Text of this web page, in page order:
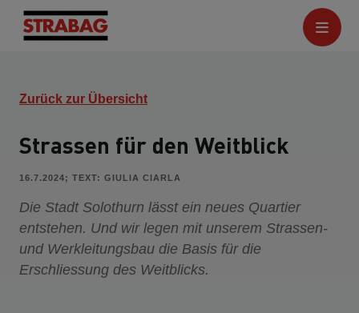
Zurück zur Übersicht
Strassen für den Weitblick
16.7.2024; TEXT: GIULIA CIARLA
Die Stadt Solothurn lässt ein neues Quartier
entstehen. Und wir legen mit unserem Strassen-
und Werkleitungsbau die Basis für die
Erschliessung des Weitblicks.